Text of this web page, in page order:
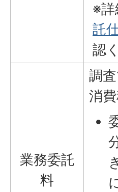
※
託
認
業務委託
料
調
消費